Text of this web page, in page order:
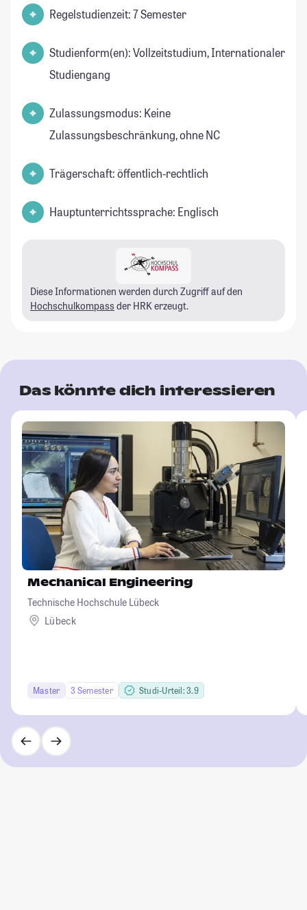
Regelstudienzeit: 7 Semester
Studienform(en): Vollzeitstudium, Internationaler
Studiengang
Zulassungsmodus: Keine
Zulassungsbeschränkung, ohne NC
Trägerschaft: öffentlich-rechtlich
Hauptunterrichtssprache: Englisch
Diese Informationen werden durch Zugriff auf den
Hochschulkompass der HRK erzeugt.
Das könnte dich interessieren
Mechanical Engineering
Technische Hochschule Lübeck
Lübeck
Master 3 Semester Studi-Urteil: 3.9